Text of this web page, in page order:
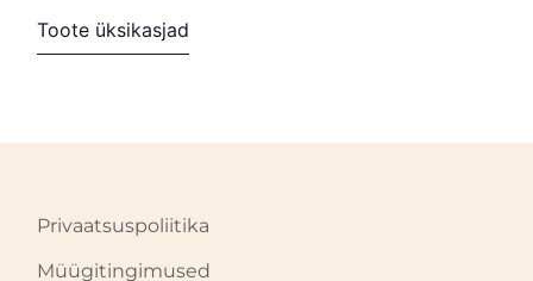
Toote üksikasjad
Privaatsuspoliitika
Müügitingimused